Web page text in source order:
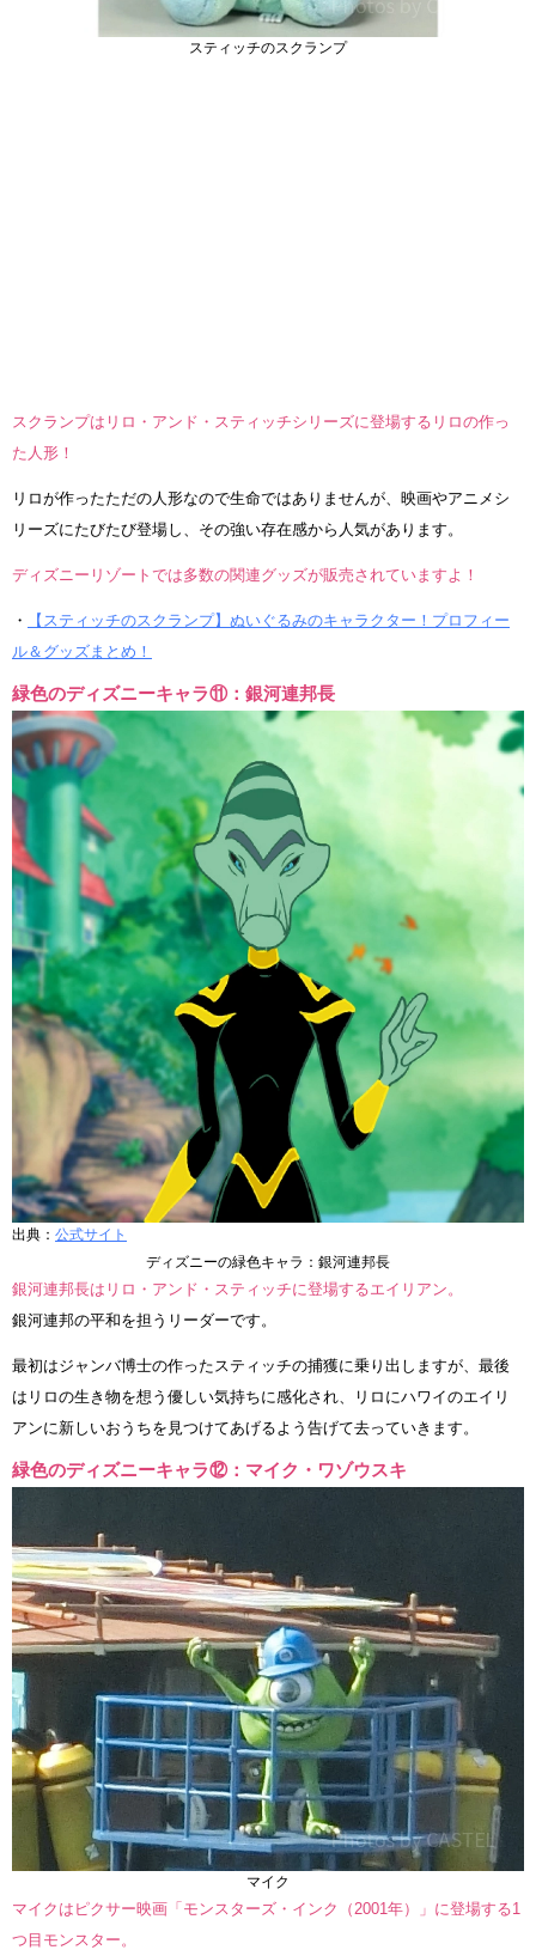
スティッチのスクランプ
スクランプはリロ・アンド・スティッチシリーズに登場するリロの作っ
た人形！
リロが作ったただの人形なので生命ではありませんが、映画やアニメシ
リーズにたびたび登場し、その強い存在感から人気があります。
ディズニーリゾートでは多数の関連グッズが販売されていますよ！
・
【スティッチのスクランプ】ぬいぐるみのキャラクター！プロフィー
ル＆グッズまとめ！
緑色のディズニーキャラ⑪：銀河連邦長
出典： 公式サイト
ディズニーの緑色キャラ：銀河連邦長
銀河連邦長はリロ・アンド・スティッチに登場するエイリアン。
銀河連邦の平和を担うリーダーです。
最初はジャンバ博士の作ったスティッチの捕獲に乗り出しますが、最後
はリロの生き物を想う優しい気持ちに感化され、リロにハワイのエイリ
アンに新しいおうちを見つけてあげるよう告げて去っていきます。
緑色のディズニーキャラ⑫：マイク・ワゾウスキ
マイク
マイクはピクサー映画「モンスターズ・インク（2001年）」に登場する1
つ目モンスター。